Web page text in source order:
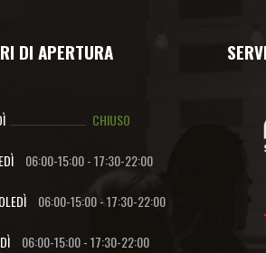
DI APERTURA
CHIUSO
06:00-15:00-17:30-22:00
06:00-15:00-17:30-22:00
06:00-15:00-17:30-22:00